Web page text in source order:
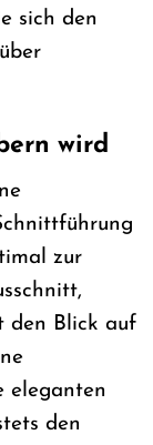
sich den
wird
zur
den Blick auf
eleganten
den